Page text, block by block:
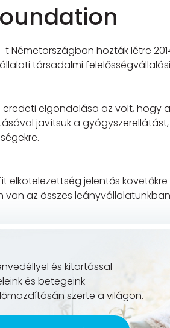
t Németországban hozták létre
társadalmi
eredeti elgondolása az volt, hogy
javítsuk a
elkötelezettség jelentős
az összes
és kitartással
és betegeink
szerte a világon.